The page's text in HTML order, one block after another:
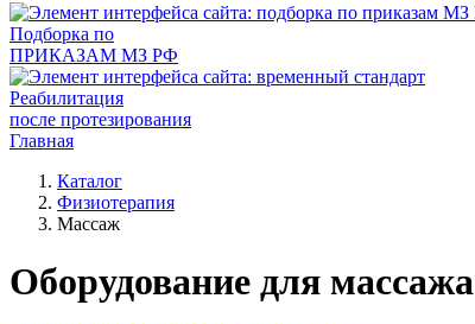
Подборка по
ПРИКАЗАМ МЗ РФ
Реабилитация
после протезирования
Главная
Каталог
Физиотерапия
Массаж
Оборудование для массажа